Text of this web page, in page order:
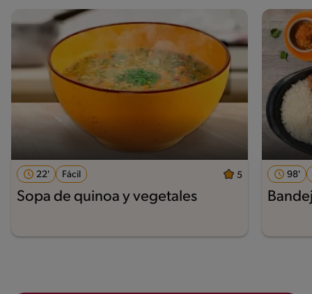
22' Fácil 5
Sopa de quinoa y vegetales
98'